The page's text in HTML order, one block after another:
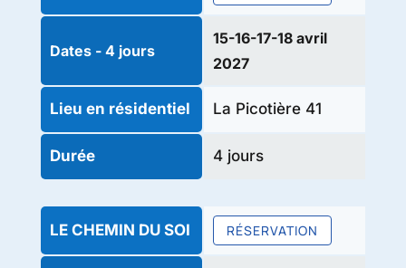
Dates - 4 jours
Lieu en résidentiel
Durée
15-16-17-18 avril
2027
La Picotière 41
4 jours
LE CHEMIN DU SOI RÉSERVATION